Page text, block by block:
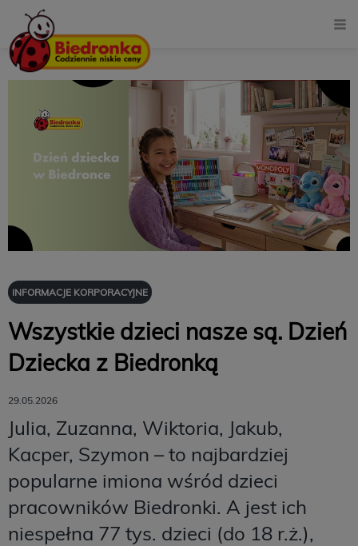
INFORMACJE KORPORACYJNE
Wszystkie dzieci nasze są. Dzień
Dziecka z Biedronką
29.05.2026
Julia, Zuzanna, Wiktoria, Jakub,
Kacper, Szymon – to najbardziej
popularne imiona wśród dzieci
pracowników Biedronki. A jest ich
niespełna 77 tys. dzieci (do 18 r.ż.),